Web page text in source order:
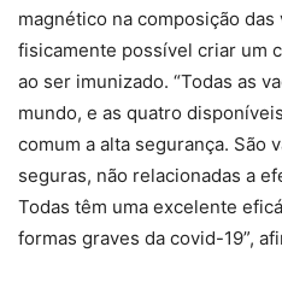
magnético na composição das
fisicamente possível criar um
ao ser imunizado. “Todas as
mundo, e as quatro
comum a alta segurança. São
seguras, não relacionadas a
Todas têm uma excelente
formas graves da covid-19”,